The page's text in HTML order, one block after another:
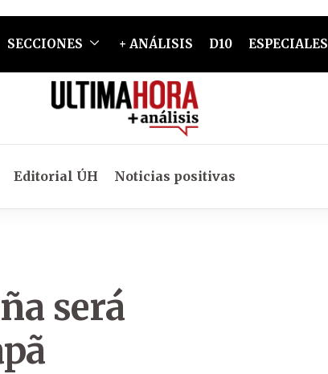
SECCIONES + ANÁLISIS D10 ESPECIALES
Editorial ÚH Noticias positivas
será